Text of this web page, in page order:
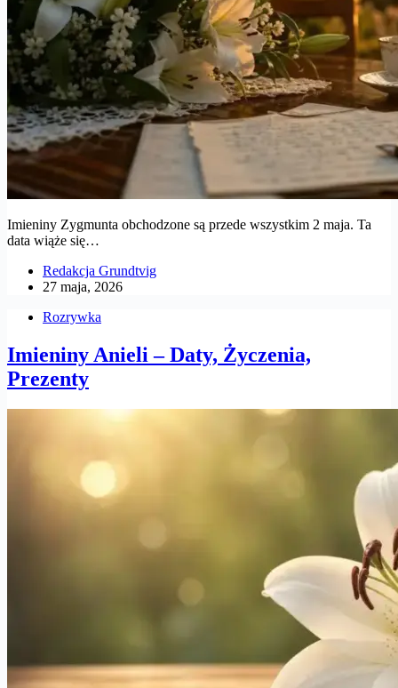
Imieniny Zygmunta obchodzone są przede wszystkim 2 maja. Ta
data wiąże się…
Redakcja Grundtvig
27 maja, 2026
Rozrywka
Imieniny Anieli – Daty, Życzenia,
Prezenty